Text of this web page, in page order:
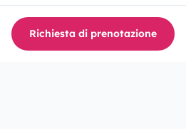
Richiesta di prenotazione